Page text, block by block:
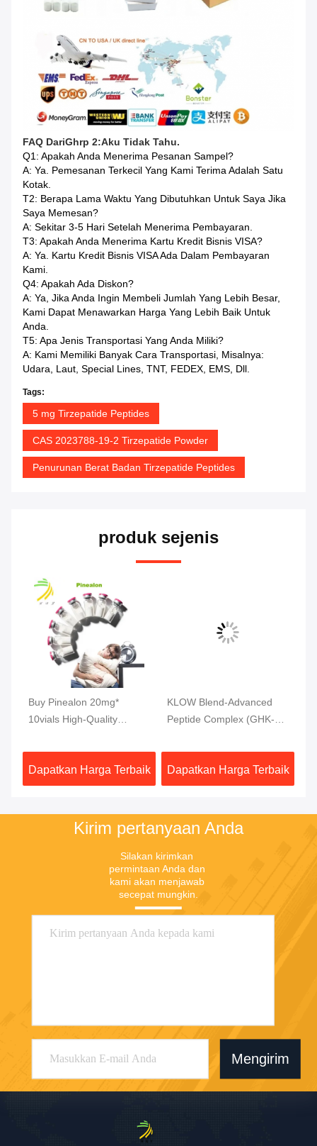
FAQ DariGhrp 2:Aku Tidak Tahu.
Q1: Apakah Anda Menerima Pesanan Sampel?
A: Ya. Pemesanan Terkecil Yang Kami Terima Adalah Satu
Kotak.
T2: Berapa Lama Waktu Yang Dibutuhkan Untuk Saya Jika
Saya Memesan?
A: Sekitar 3-5 Hari Setelah Menerima Pembayaran.
T3: Apakah Anda Menerima Kartu Kredit Bisnis VISA?
A: Ya. Kartu Kredit Bisnis VISA Ada Dalam Pembayaran
Kami.
Q4: Apakah Ada Diskon?
A: Ya, Jika Anda Ingin Membeli Jumlah Yang Lebih Besar,
Kami Dapat Menawarkan Harga Yang Lebih Baik Untuk
Anda.
T5: Apa Jenis Transportasi Yang Anda Miliki?
A: Kami Memiliki Banyak Cara Transportasi, Misalnya:
Udara, Laut, Special Lines, TNT, FEDEX, EMS, Dll.
Tags:
5 mg Tirzepatide Peptides
CAS 2023788-19-2 Tirzepatide Powder
Penurunan Berat Badan Tirzepatide Peptides
produk sejenis
Buy Pinealon 20mg*
10vials High-Quality
Dapatkan Harga Terbaik
KLOW Blend-Advanced
Peptide Complex (GHK-Cu
80 Mg
Dapatkan Harga Terbaik
Kirim pertanyaan Anda
Silakan kirimkan
permintaan Anda dan
kami akan menjawab
secepat mungkin.
Mengirim